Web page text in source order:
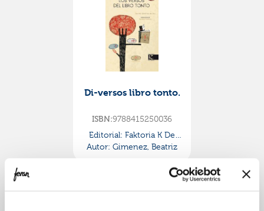
Di-versos libro tonto.
ISBN:9788415250036
Editorial: Faktoria K De
Libros
Autor: Gimenez, Beatriz